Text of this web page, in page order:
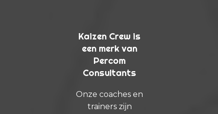
Kaizen Crew is
een merk van
Percom
Consultants
Onze coaches en
trainers zijn